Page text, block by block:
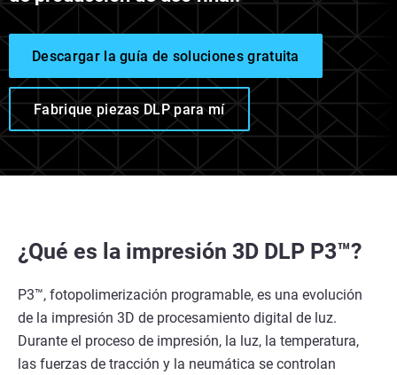
Descargar la guía de soluciones gratuita
Fabrique piezas DLP para mí
¿Qué es la impresión 3D DLP P3™?
P3™, fotopolimerización programable, es una evolución
de la impresión 3D de procesamiento digital de luz.
Durante el proceso de impresión, la luz, la temperatura,
las fuerzas de tracción y la neumática se controlan